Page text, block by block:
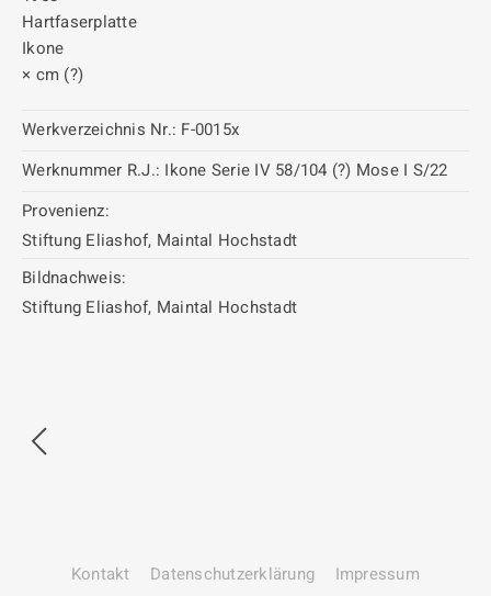
Hartfaserplatte
Ikone
× cm (?)
Werkverzeichnis Nr.: F-0015x
Werknummer R.J.: Ikone Serie IV 58/104 (?) Mose I S/22
Provenienz:
Stiftung Eliashof, Maintal Hochstadt
Bildnachweis:
Stiftung Eliashof, Maintal Hochstadt
Kontakt Datenschutz­erklärung Impressum